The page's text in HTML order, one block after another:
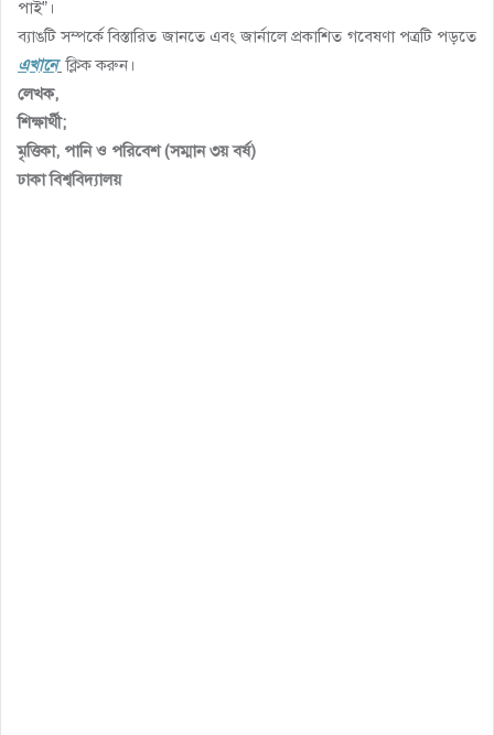
পাই”।
ব্যাঙটি সম্পর্কে বিস্তারিত জানতে এবং জার্নালে প্রকাশিত গবেষণা পত্রটি পড়তে
এখানে ক্লিক করুন।
লেখক,
শিক্ষার্থী;
মৃত্তিকা, পানি ও পরিবেশ (সম্মান ৩য় বর্ষ)
ঢাকা বিশ্ববিদ্যালয়